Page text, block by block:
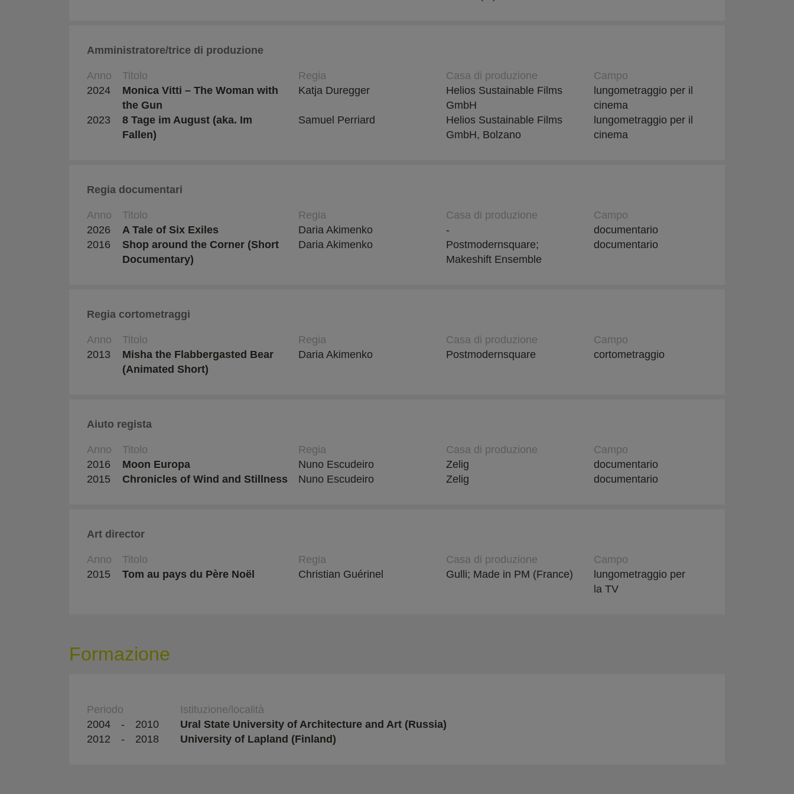
Amministratore/trice di produzione
Anno Titolo Regia Casa di produzione
Campo
2024
Monica Vitti – The Woman with
the Gun
Katja Duregger
Helios Sustainable Films
GmbH
lungometraggio per il
cinema
2023
8 Tage im August (aka. Im
Fallen)
Samuel Perriard
Helios Sustainable Films
GmbH, Bolzano
lungometraggio per il
cinema
Regia documentari
Anno Titolo Regia Casa di produzione
Campo
2026
A Tale of Six Exiles Daria Akimenko -
documentario
2016
Shop around the Corner (Short
Documentary)
Daria Akimenko
Postmodernsquare;
Makeshift Ensemble
documentario
Regia cortometraggi
Anno Titolo Regia Casa di produzione
Campo
2013
Misha the Flabbergasted Bear
(Animated Short)
Daria Akimenko Postmodernsquare cortometraggio
Aiuto regista
Anno Titolo Regia Casa di produzione
Campo
2016
Moon Europa Nuno Escudeiro Zelig
documentario
2015
Chronicles of Wind and Stillness Nuno Escudeiro Zelig documentario
Art director
Anno Titolo Regia Casa di produzione
Campo
2015
Tom au pays du Père Noël Christian Guérinel Gulli; Made in PM (France)
lungometraggio per
la TV
Formazione
Periodo
Istituzione/località
2004
- 2010
Ural State University of Architecture and Art (Russia)
2012
- 2018 University of Lapland (Finland)